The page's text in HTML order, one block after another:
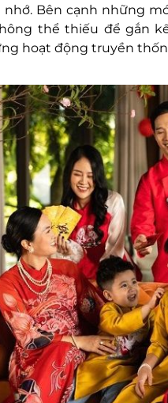
Bên cạnh những
thể thiếu để gắn
hoạt động truyền